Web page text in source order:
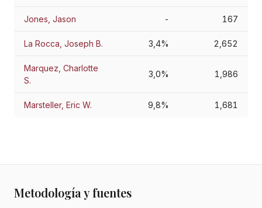
Jones, Jason - 167
La Rocca, Joseph B. 3,4% 2,652
Marquez, Charlotte
S.
3,0% 1,986
Marsteller, Eric W. 9,8% 1,681
Metodología y fuentes